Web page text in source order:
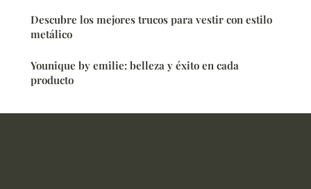
Descubre los mejores trucos para vestir con estilo
metálico
Younique by emilie: belleza y éxito en cada
producto